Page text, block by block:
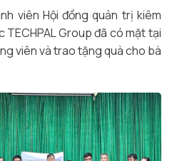
viên Hội đồng quản trị kiêm
Group đã có mặt tại
viên và trao tặng quà cho bà